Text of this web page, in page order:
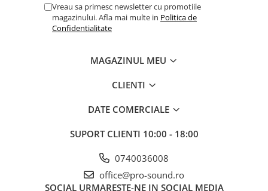
Vreau sa primesc newsletter cu promotiile
magazinului. Afla mai multe in Politica de
Confidentialitate
MAGAZINUL MEU
CLIENTI
DATE COMERCIALE
SUPORT CLIENTI 10:00 - 18:00
0740036008
office@pro-sound.ro
SOCIAL URMARESTE-NE IN SOCIAL MEDIA